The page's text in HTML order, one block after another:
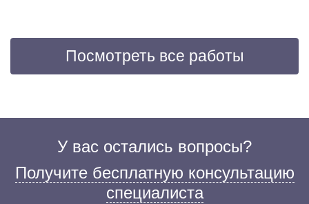
Посмотреть все работы
У вас остались вопросы?
Получите бесплатную консультацию
специалиста